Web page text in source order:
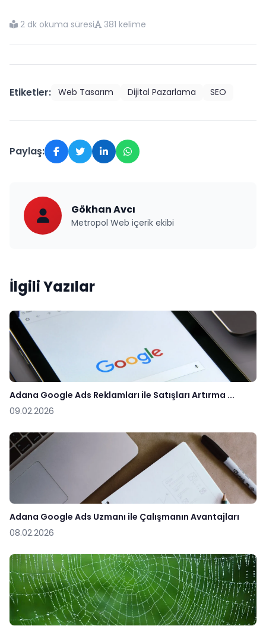
2 dk okuma süresi 381 kelime
Etiketler: Web Tasarım Dijital Pazarlama SEO
Paylaş:
Gökhan Avcı
Metropol Web içerik ekibi
İlgili Yazılar
Adana Google Ads Reklamları ile Satışları Artırma ...
09.02.2026
Adana Google Ads Uzmanı ile Çalışmanın Avantajları
08.02.2026